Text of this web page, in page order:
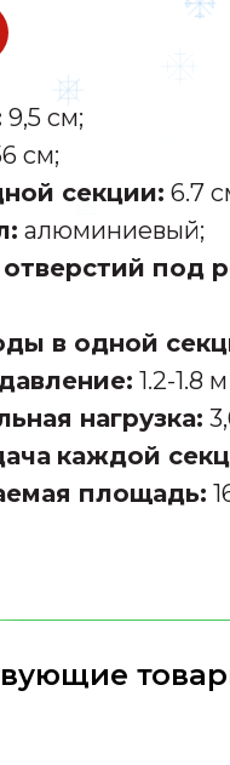
9,5 см;
см;
секции: 6.7
алюминиевый;
под
в одной
1.2-1.8
нагрузка:
каждой
площадь: